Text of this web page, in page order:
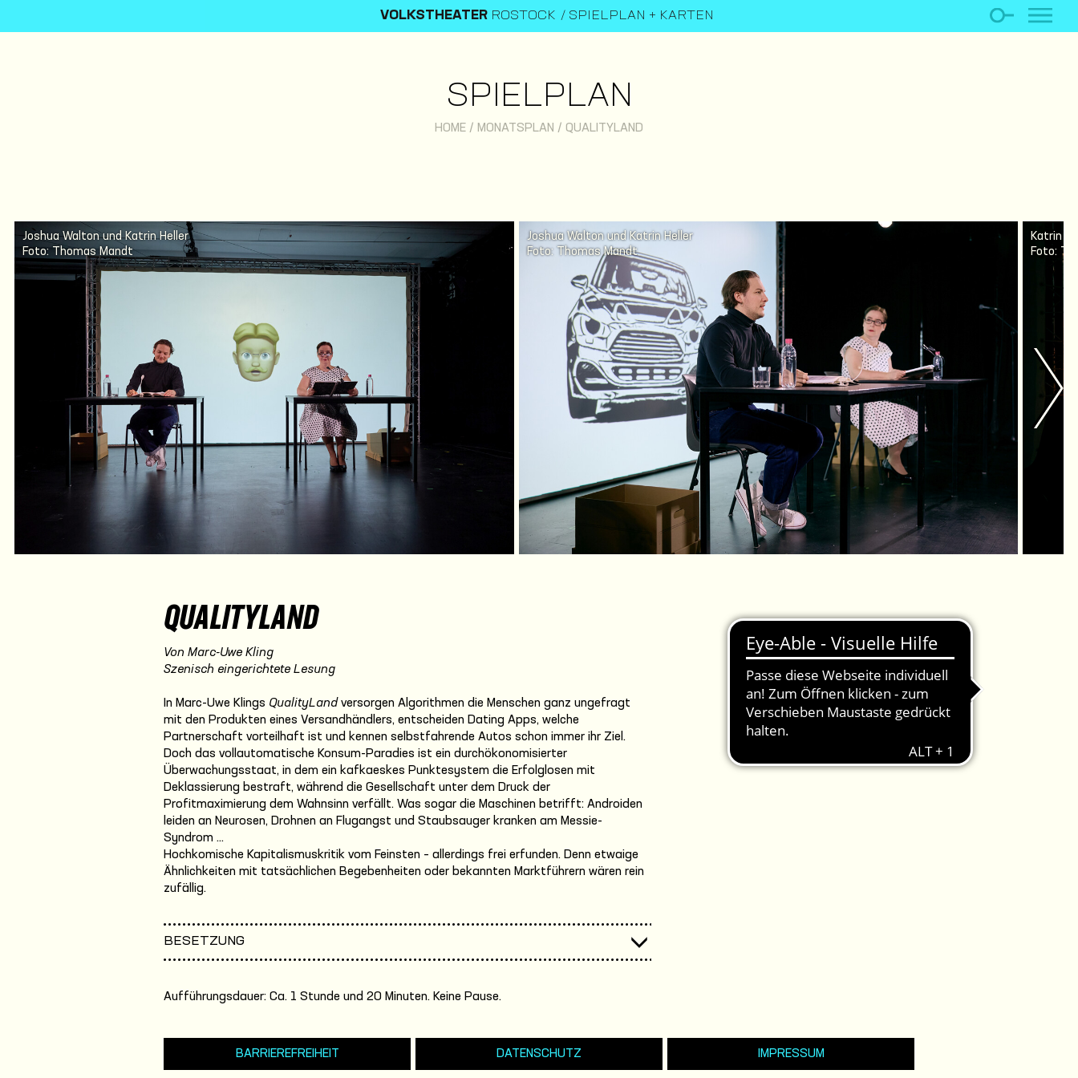
VOLKSTHEATER ROSTOCK SPIELPLAN + KARTEN
SPIELPLAN
HOME / MONATSPLAN / QUALITYLAND
Joshua Walton und Katrin Heller
Foto: Thomas Mandt
Joshua Walton und Katrin Heller
Foto: Thomas Mandt
Katrin
Foto:
QUALITYLAND
Von Marc-Uwe Kling
Szenisch eingerichtete Lesung
In Marc-Uwe Klings QualityLand versorgen Algorithmen die Menschen ganz ungefragt
mit den Produkten eines Versandhändlers, entscheiden Dating Apps, welche
Partnerschaft vorteilhaft ist und kennen selbstfahrende Autos schon immer ihr Ziel.
Doch das vollautomatische Konsum-Paradies ist ein durchökonomisierter
Überwachungsstaat, in dem ein kafkaeskes Punktesystem die Erfolglosen mit
Deklassierung bestraft, während die Gesellschaft unter dem Druck der
Profitmaximierung dem Wahnsinn verfällt. Was sogar die Maschinen betrifft: Androiden
leiden an Neurosen, Drohnen an Flugangst und Staubsauger kranken am Messie-
Syndrom ...
Hochkomische Kapitalismuskritik vom Feinsten – allerdings frei erfunden. Denn etwaige
Ähnlichkeiten mit tatsächlichen Begebenheiten oder bekannten Marktführern wären rein
zufällig.
BESETZUNG
Aufführungsdauer: Ca. 1 Stunde und 20 Minuten. Keine Pause.
BARRIEREFREIHEIT DATENSCHUTZ IMPRESSUM